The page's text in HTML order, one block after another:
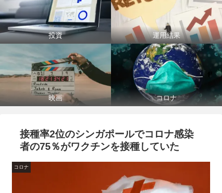
投資 運用結果
映画 コロナ
接種率2位のシンガポールでコロナ感染
者の75％がワクチンを接種していた
コロナ